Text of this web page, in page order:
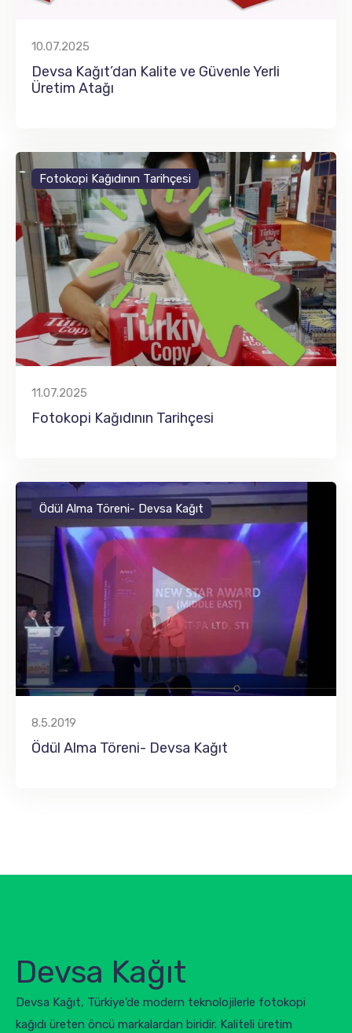
10.07.2025
Devsa Kağıt’dan Kalite ve Güvenle Yerli
Üretim Atağı
Fotokopi Kağıdının Tarihçesi
11.07.2025
Fotokopi Kağıdının Tarihçesi
Ödül Alma Töreni- Devsa Kağıt
8.5.2019
Ödül Alma Töreni- Devsa Kağıt
Devsa Kağıt
Devsa Kağıt, Türkiye’de modern teknolojilerle fotokopi
kağıdı üreten öncü markalardan biridir. Kaliteli üretim